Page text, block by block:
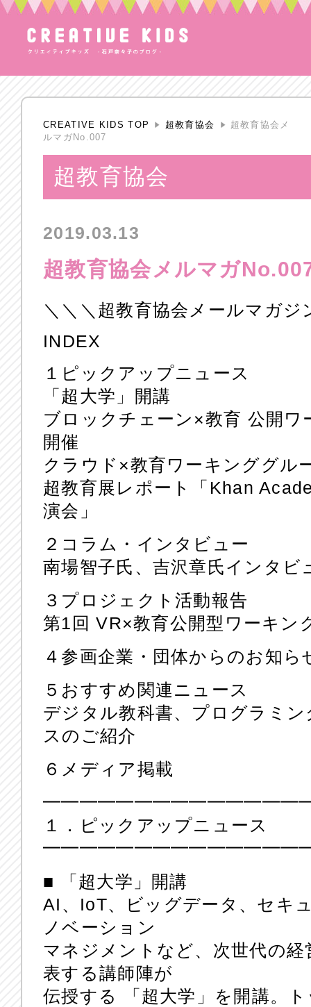
CREATIVE KIDS TOP 超教育協会
超教育協会メ
ルマガNo.007
超教育協会
2019.03.13
超教育協会メルマガ
＼＼＼超教育協会メールマガジ
INDEX
１ピックアップニュース
「超大学」開講
ブロックチェーン×教育 公開
開催
クラウド×教育ワーキンググル
超教育展レポート「Khan
演会」
２コラム・インタビュー
南場智子氏、吉沢章氏インタビ
３プロジェクト活動報告
第1回 VR×教育公開型ワーキン
４参画企業・団体からのお知ら
５おすすめ関連ニュース
デジタル教科書、プログラミ
スのご紹介
６メディア掲載
１．ピックアップニュース
■ 「超大学」開講
AI、IoT、ビッグデータ、セキ
ノベーション
マネジメントなど、次世代の
表する講師陣が
伝授する 「超大学」を開講。